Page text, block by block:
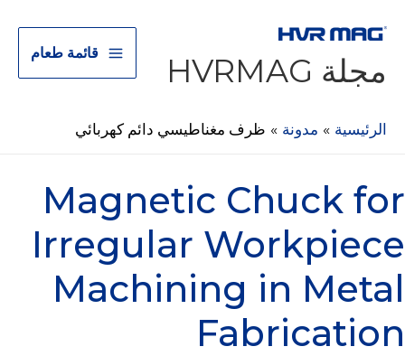
مجلة HVRMAG قائمة طعام
الرئيسية مدونة ظرف مغناطيسي دائم كهربائي
Magnetic Chuck for
Irregular Workpiece
Machining in Metal
Fabrication
in Metal Fabrication